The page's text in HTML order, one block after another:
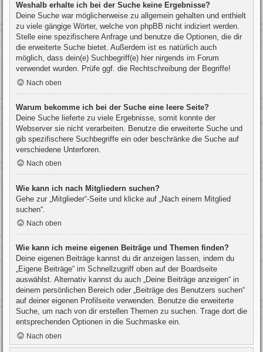
Weshalb erhalte ich bei der Suche keine Ergebnisse?
Deine Suche war möglicherweise zu allgemein gehalten und enthielt
zu viele gängige Wörter, welche von phpBB nicht indiziert werden.
Stelle eine spezifischere Anfrage und benutze die Optionen, die dir
die erweiterte Suche bietet. Außerdem ist es natürlich auch
möglich, dass dein(e) Suchbegriff(e) hier nirgends im Forum
verwendet wurden. Prüfe ggf. die Rechtschreibung der Begriffe!
Nach oben
Warum bekomme ich bei der Suche eine leere Seite?
Deine Suche lieferte zu viele Ergebnisse, somit konnte der
Webserver sie nicht verarbeiten. Benutze die erweiterte Suche und
gib spezifischere Suchbegriffe ein oder beschränke die Suche auf
verschiedene Unterforen.
Nach oben
Wie kann ich nach Mitgliedern suchen?
Gehe zur „Mitglieder“-Seite und klicke auf „Nach einem Mitglied
suchen“.
Nach oben
Wie kann ich meine eigenen Beiträge und Themen finden?
Deine eigenen Beiträge kannst du dir anzeigen lassen, indem du
„Eigene Beiträge“ im Schnellzugriff oben auf der Boardseite
auswählst. Alternativ kannst du auch „Deine Beiträge anzeigen“ in
deinem persönlichen Bereich oder „Beiträge des Benutzers suchen“
auf deiner eigenen Profilseite verwenden. Benutze die erweiterte
Suche, um nach von dir erstellen Themen zu suchen. Trage dort die
entsprechenden Optionen in die Suchmaske ein.
Nach oben